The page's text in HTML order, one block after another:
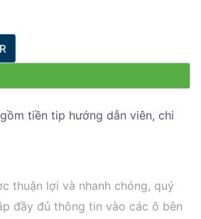
tiền tip hướng dẫn viên, chi
thuận lợi và nhanh chóng, quý
đầy đủ thông tin vào các ô bên